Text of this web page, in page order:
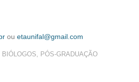
ou etaunifal@gmail.com
BIÓLOGOS, PÓS-GRADUAÇÃO